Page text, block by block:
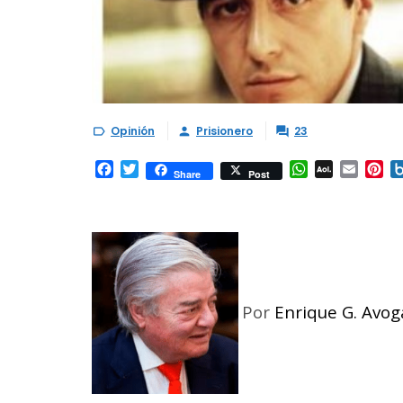
 Opinión  Prisionero  23
Facebook
TwitterShare Post WhatsApp
AOL Email
Por Enrique G.